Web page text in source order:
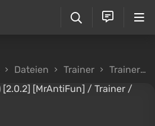
Dateien Trainer Trainer (+16) [2.0.2] [MrAntiFun]